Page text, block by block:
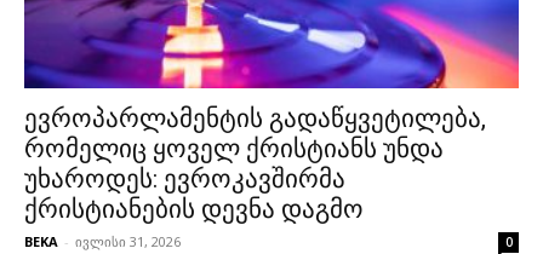
ევროპარლამენტის გადაწყვეტილება,
რომელიც ყოველ ქრისტიანს უნდა
უხაროდეს: ევროკავშირმა
ქრისტიანების დევნა დაგმო
BEKA - ივლისი 31, 2026 0